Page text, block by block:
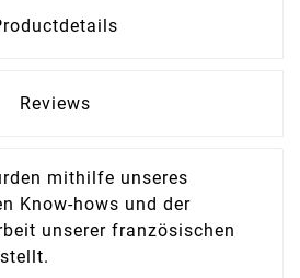
Reviews
mithilfe unseres
Know-hows und der
unserer französischen